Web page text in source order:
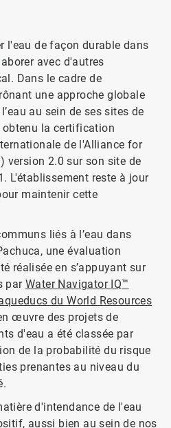
l'eau de façon durable dans
avec d'autres
Dans le cadre de
une approche globale
au sein de ses sites de
obtenu la certification
de l'Alliance for
version 2.0 sur son site de
L'établissement reste à jour
maintenir cette
liés à l’eau dans
une évaluation
réalisée en s’appuyant sur
par Water Navigator IQ™
du World Resources
œuvre des projets de
d'eau a été classée par
de la probabilité du risque
prenantes au niveau du
d'intendance de l'eau
aussi bien au sein de nos